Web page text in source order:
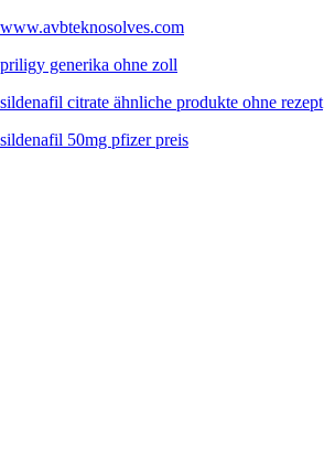
www.avbteknosolves.com
priligy generika ohne zoll
sildenafil citrate ähnliche produkte ohne rezept
sildenafil 50mg pfizer preis